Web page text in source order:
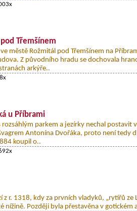
Třemšínem
městě Rožmitál pod Třemšínem na
Z původního hradu se dochovala
arkýře..
u Příbrami
parkem a jezírky nechal postavit
Antonína Dvořáka, proto není tedy
koupil o..
z r. 1318, kdy za prvních vladyků, „rytířů ze
nížině. Později byla přestavěna v gotickém